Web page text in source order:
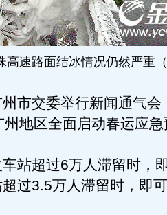
高速路面结冰情况仍然严重
交委举行新闻通气会
地区全面启动春运应
超过6万人滞留时，
过3.5万人滞留时，即